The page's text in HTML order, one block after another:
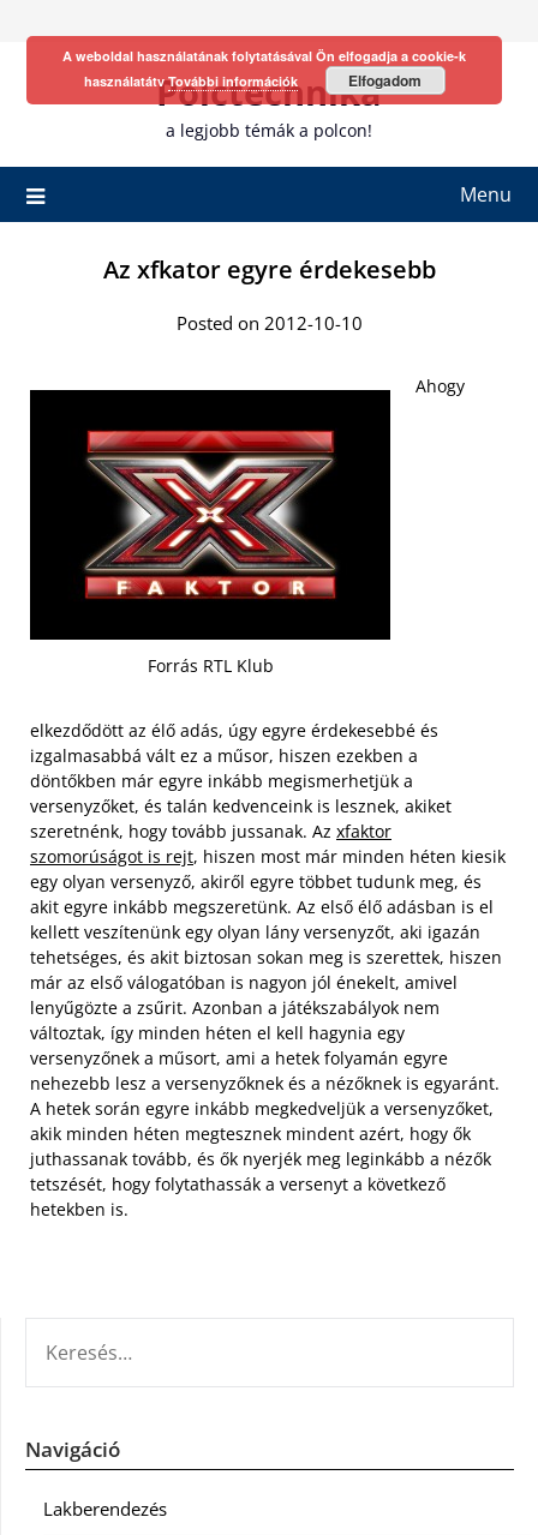
Polctechnika
a legjobb témák a polcon!
Menu
Az xfkator egyre érdekesebb
Posted on 2012-10-10
Forrás RTL Klub
Ahogy
elkezdődött az élő adás, úgy egyre érdekesebbé és
izgalmasabbá vált ez a műsor, hiszen ezekben a
döntőkben már egyre inkább megismerhetjük a
versenyzőket, és talán kedvenceink is lesznek, akiket
szeretnénk, hogy tovább jussanak. Az xfaktor
szomorúságot is rejt, hiszen most már minden héten kiesik
egy olyan versenyző, akiről egyre többet tudunk meg, és
akit egyre inkább megszeretünk. Az első élő adásban is el
kellett veszítenünk egy olyan lány versenyzőt, aki igazán
tehetséges, és akit biztosan sokan meg is szerettek, hiszen
már az első válogatóban is nagyon jól énekelt, amivel
lenyűgözte a zsűrit. Azonban a játékszabályok nem
változtak, így minden héten el kell hagynia egy
versenyzőnek a műsort, ami a hetek folyamán egyre
nehezebb lesz a versenyzőknek és a nézőknek is egyaránt.
A hetek során egyre inkább megkedveljük a versenyzőket,
akik minden héten megtesznek mindent azért, hogy ők
juthassanak tovább, és ők nyerjék meg leginkább a nézők
tetszését, hogy folytathassák a versenyt a következő
hetekben is.
Navigáció
Lakberendezés
A weboldal használatának folytatásával Ön elfogadja a cookie-k
használatátvTovábbi információk Elfogadom